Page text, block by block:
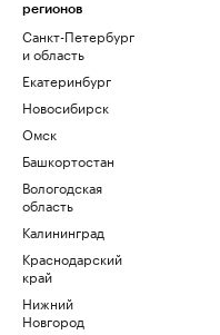
регионов
Санкт-Петербург
и область
Екатеринбург
Новосибирск
Омск
Башкортостан
Вологодская
область
Калининград
Краснодарский
край
Нижний
Новгород